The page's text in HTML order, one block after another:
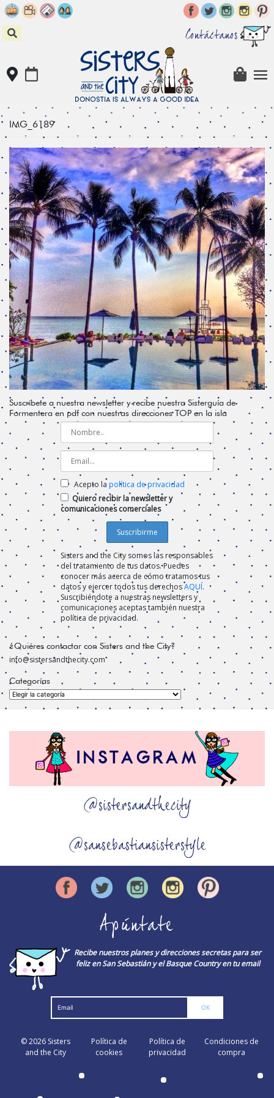
Skip
to
content
Contáctanos
IMG_6189
Suscríbete a nuestra newsletter y recibe nuestra Sisterguía de
Formentera en pdf con nuestras direcciones TOP en la isla
Acepto la política de privacidad
Quiero recibir la newsletter y
comunicaciones comerciales
Sisters and the City somos las responsables
del tratamiento de tus datos. Puedes
conocer más acerca de cómo tratamos tus
datos y ejercer todos tus derechosAQUÍ.
Suscribiéndote a nuestras newsletters y
comunicaciones aceptas también nuestra
política de privacidad.
¿Quiéres contactar con Sisters and the City?
info@sistersandthecity.com
Categorías
Categorías
@sistersandthecity
@sansebastiansisterstyle
Apúntate
Recibe nuestros planes y direcciones secretas para ser
feliz en San Sebastián y el Basque Country en tu email
© 2026 Sisters
and the City
Política de
cookies
Política de
privacidad
Condiciones de
compra